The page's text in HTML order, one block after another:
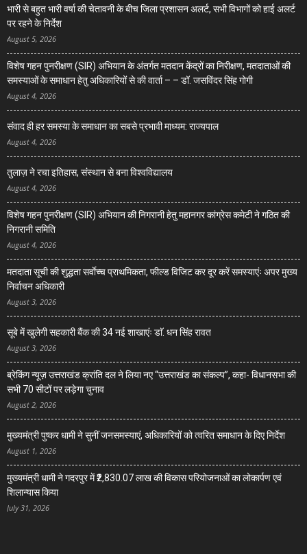
भारी से बहुत भारी वर्षा की चेतावनी के बीच जिला प्रशासन अलर्ट, सभी विभागों को हाई अलर्ट
पर रहने के निर्देश
August 5, 2026
विशेष गहन पुनरीक्षण (SIR) अभियान के अंतर्गत मतदान केंद्रों का निरीक्षण, मतदाताओं की
समस्याओं के समाधान हेतु अधिकारियों से की वार्ता – – डॉ. जसविंदर सिंह गोगी
August 4, 2026
संवाद ही हर समस्या के समाधान का सबसे प्रभावी माध्यम: राज्यपाल
August 4, 2026
तुलाज़ ने रचा इतिहास, संस्थान से बना विश्वविद्यालय
August 4, 2026
विशेष गहन पुनरीक्षण (SIR) अभियान की निगरानी हेतु महानगर कांग्रेस कमेटी ने गठित की
निगरानी समिति
August 4, 2026
मतदाता सूची की शुद्धता सर्वाेच्च प्राथमिकता, फील्ड विजिट कर दूर करें समस्याएंः अपर मुख्य
निर्वाचन अधिकारी
August 3, 2026
सूबे में खुलेगी सहकारी बैंक की 34 नई शाखाएंः डाॅ. धन सिंह रावत
August 3, 2026
ब्रेकिंग न्यूज़ उत्तराखंड क्रांति दल ने लिया नए “उत्तराखंड का संकल्प”, कहा- विधानसभा की
सभी 70 सीटों पर लड़ेगा चुनाव
August 2, 2026
मुख्यमंत्री पुष्कर धामी ने सुनीं जनसमस्याएं, अधिकारियों को त्वरित समाधान के दिए निर्देश
August 1, 2026
मुख्यमंत्री धामी ने गदरपुर में ₹2,830.07 लाख की विकास परियोजनाओं का लोकार्पण एवं
शिलान्यास किया
July 31, 2026